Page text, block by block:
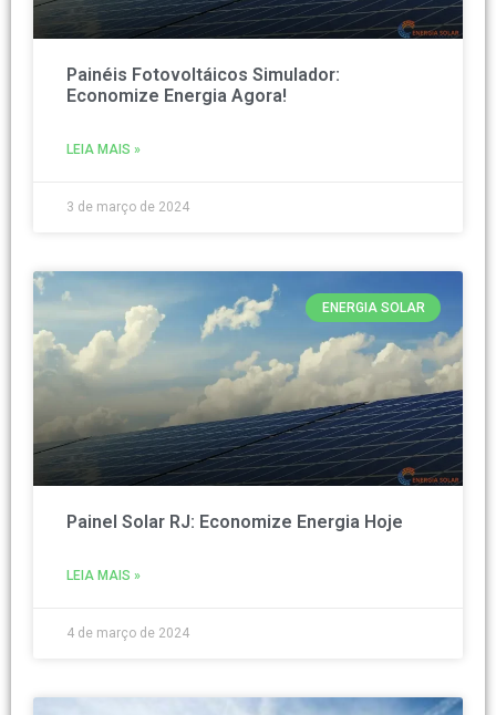
Painéis Fotovoltáicos Simulador:
Economize Energia Agora!
LEIA MAIS »
3 de março de 2024
ENERGIA SOLAR
Painel Solar RJ: Economize Energia Hoje
LEIA MAIS »
4 de março de 2024